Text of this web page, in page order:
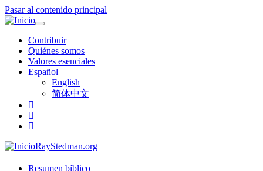
Pasar al contenido principal
Toggle
navigation
Contribuir
Quiénes somos
Valores esenciales
Español
English
简体中文
RayStedman.org
Resumen bíblico